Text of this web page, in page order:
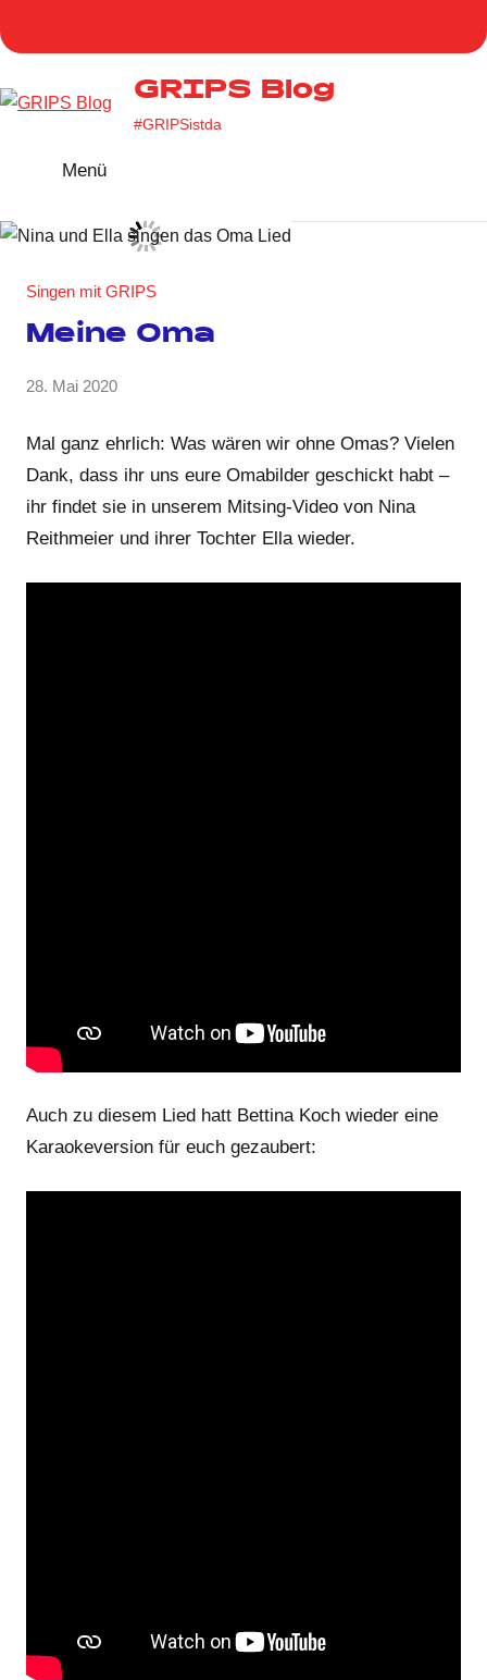
Inhalt
GRIPS
GRIPS Blog
#GRIPSistda
Menü
Singen mit GRIPS
Meine Oma
von
Team
28. Mai 2020
Mal ganz ehrlich: Was wären wir ohne Omas? Vielen
Dank, dass ihr uns eure Omabilder geschickt habt –
ihr findet sie in unserem Mitsing-Video von Nina
Reithmeier und ihrer Tochter Ella wieder.
Auch zu diesem Lied hatt Bettina Koch wieder eine
Karaokeversion für euch gezaubert: